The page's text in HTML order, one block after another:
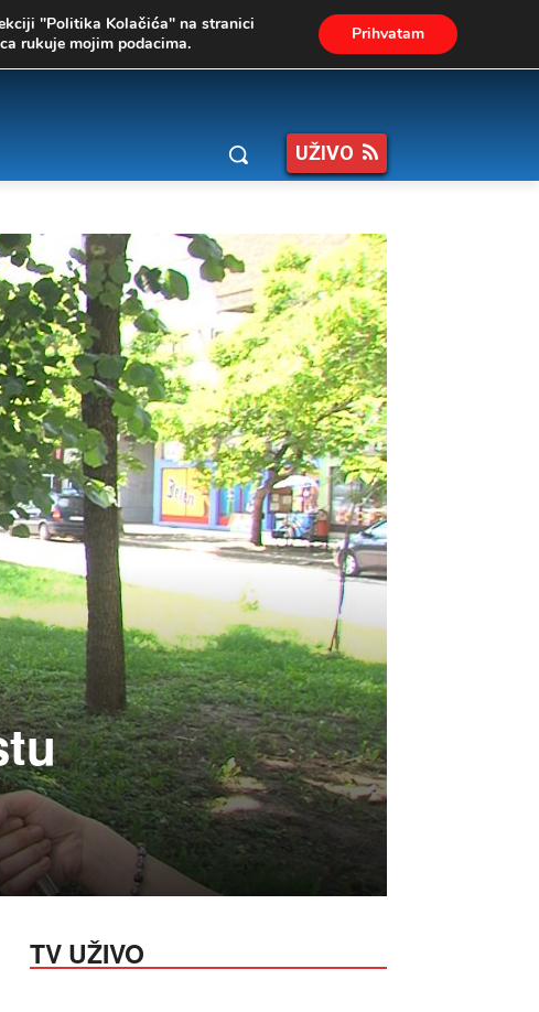
UŽIVO
TV UŽIVO
"Politika Kolačića" na stranici
rukuje mojim podacima. Prihvatam